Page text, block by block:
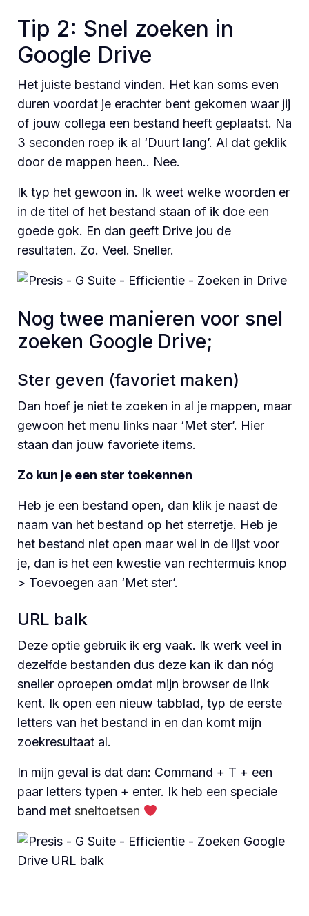
Tip 2: Snel zoeken in
Google Drive
Het juiste bestand vinden. Het kan soms even
duren voordat je erachter bent gekomen waar jij
of jouw collega een bestand heeft geplaatst. Na
3 seconden roep ik al ‘Duurt lang’. Al dat geklik
door de mappen heen.. Nee.
Ik typ het gewoon in. Ik weet welke woorden er
in de titel of het bestand staan of ik doe een
goede gok. En dan geeft Drive jou de
resultaten. Zo. Veel. Sneller.
Nog twee manieren voor snel
zoeken Google Drive;
Ster geven (favoriet maken)
Dan hoef je niet te zoeken in al je mappen, maar
gewoon het menu links naar ‘Met ster’. Hier
staan dan jouw favoriete items.
Zo kun je een ster toekennen
Heb je een bestand open, dan klik je naast de
naam van het bestand op het sterretje. Heb je
het bestand niet open maar wel in de lijst voor
je, dan is het een kwestie van rechtermuis knop
> Toevoegen aan ‘Met ster’.
URL balk
Deze optie gebruik ik erg vaak. Ik werk veel in
dezelfde bestanden dus deze kan ik dan nóg
sneller oproepen omdat mijn browser de link
kent. Ik open een nieuw tabblad, typ de eerste
letters van het bestand in en dan komt mijn
zoekresultaat al.
In mijn geval is dat dan: Command + T + een
paar letters typen + enter. Ik heb een speciale
band met sneltoetsen